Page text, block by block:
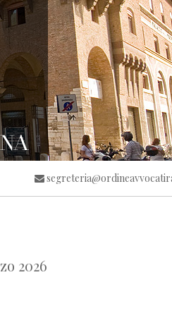
2026